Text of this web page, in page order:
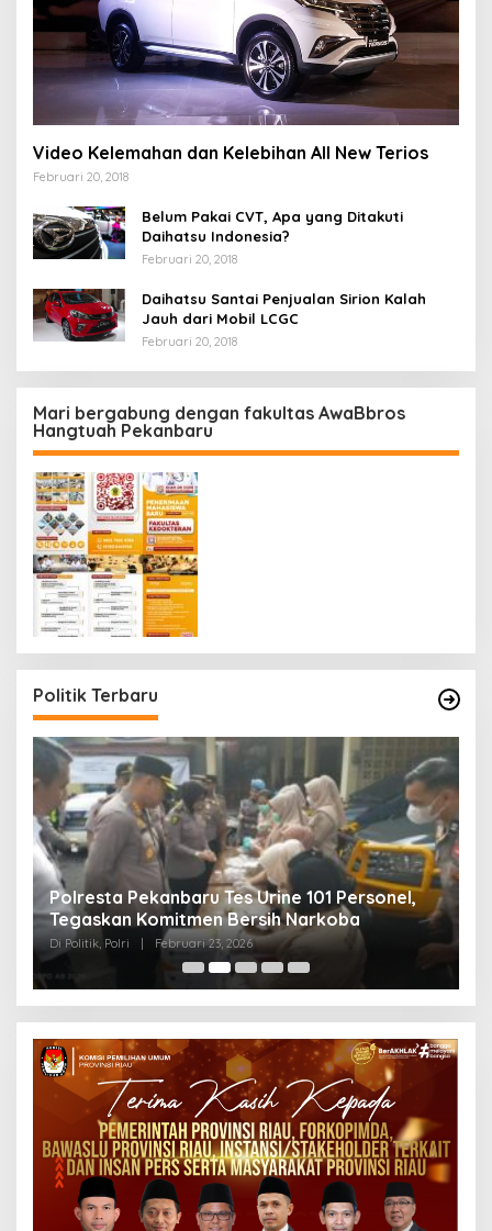
Video Kelemahan dan Kelebihan All New Terios
Februari 20, 2018
Belum Pakai CVT, Apa yang Ditakuti
Daihatsu Indonesia?
Februari 20, 2018
Daihatsu Santai Penjualan Sirion Kalah
Jauh dari Mobil LCGC
Februari 20, 2018
Mari bergabung dengan fakultas AwaBbros
Hangtuah Pekanbaru
Politik Terbaru
Polresta Pekanbaru Tes Urine 101 Personel,
Tegaskan Komitmen Bersih Narkoba
Di Politik, Polri Februari 23, 2026